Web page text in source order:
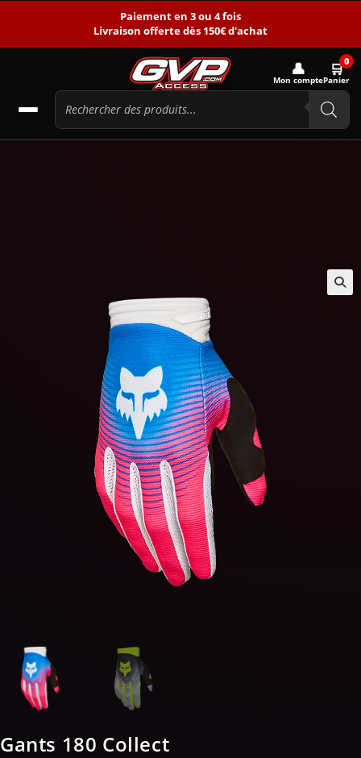
Paiement en 3 ou 4 fois
Livraison offerte dès 150€ d'achat
👤
Mon compte
🛒0
Panier
Gants 180 Collect